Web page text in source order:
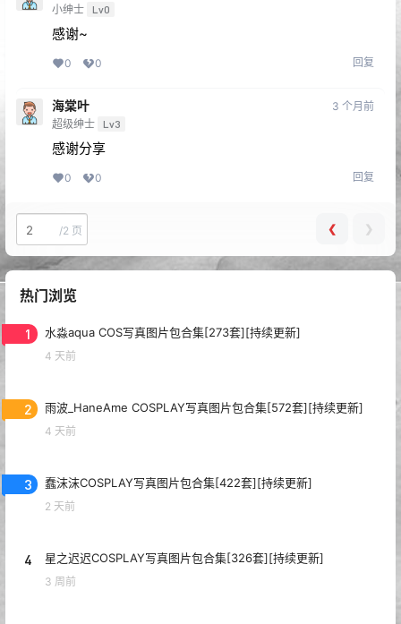
小绅士 Lv0
感谢~
0 0 回复
海棠叶
超级绅士 Lv3
3 个月前
感谢分享
0 0 回复
/2 页 ❮ ❯
热门浏览
1 水淼aqua COS写真图片包合集[273套][持续更新]
4 天前
2 雨波_HaneAme COSPLAY写真图片包合集[572套][持续更新]
4 天前
3 蠢沫沫COSPLAY写真图片包合集[422套][持续更新]
2 天前
4 星之迟迟COSPLAY写真图片包合集[326套][持续更新]
3 周前